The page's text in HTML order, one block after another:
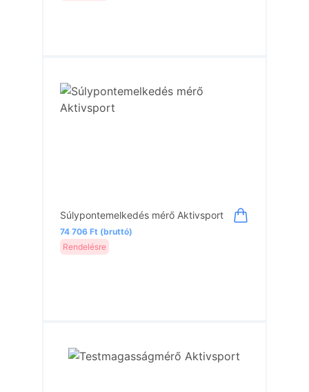
Súlypontemelkedés mérő Aktivsport
74 706 Ft (bruttó)
Rendelésre